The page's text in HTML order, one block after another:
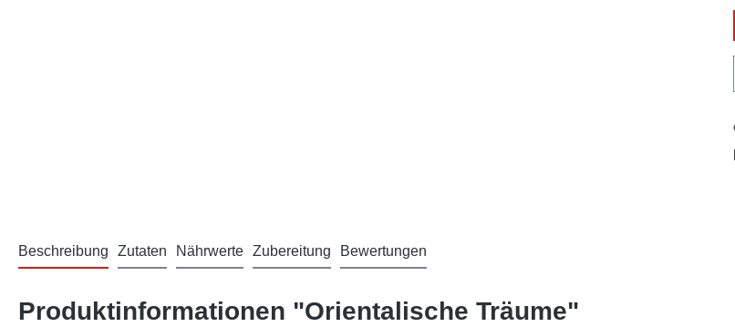
Beschreibung Zutaten Nährwerte Zubereitung Bewertungen
Produktinformationen "Orientalische Träume"